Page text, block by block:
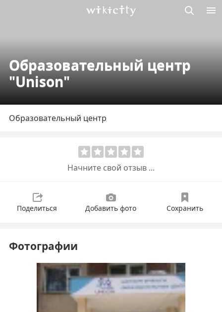
Образовательный центр
"Unison"
Образовательный центр
Начните свой отзыв ...
Поделиться Добавить фото Сохранить
Фотографии